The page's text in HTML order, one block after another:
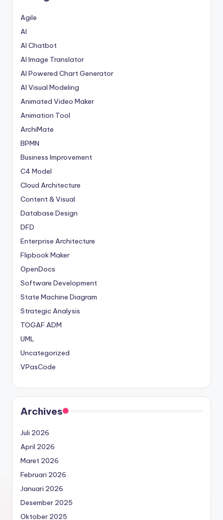
Agile
AI
AI Chatbot
AI Image Translator
AI Powered Chart Generator
AI Visual Modeling
Animated Video Maker
Animation Tool
ArchiMate
BPMN
Business Improvement
C4 Model
Cloud Architecture
Content & Visual
Database Design
DFD
Enterprise Architecture
Flipbook Maker
OpenDocs
Software Development
State Machine Diagram
Strategic Analysis
TOGAF ADM
UML
Uncategorized
VPasCode
Archives
Juli 2026
April 2026
Maret 2026
Februari 2026
Januari 2026
Desember 2025
Oktober 2025